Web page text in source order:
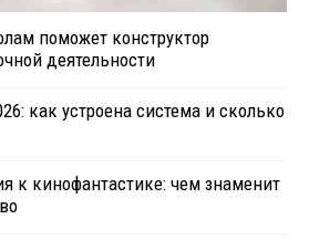
поможет конструктор
деятельности
как устроена система и сколько
к кинофантастике: чем знаменит